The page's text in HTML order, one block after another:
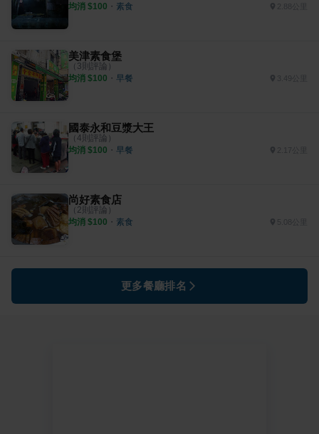
均消 $100 ・ 素食
美津素食堡
（ 3則評論）
均消 $100 ・ 早餐 3.49公里
國泰永和豆漿大王
（ 4則評論）
均消 $100 ・ 早餐
尚好素食店
（ 2則評論）
均消 $100 ・ 素食 5.08公里
更多餐廳排名